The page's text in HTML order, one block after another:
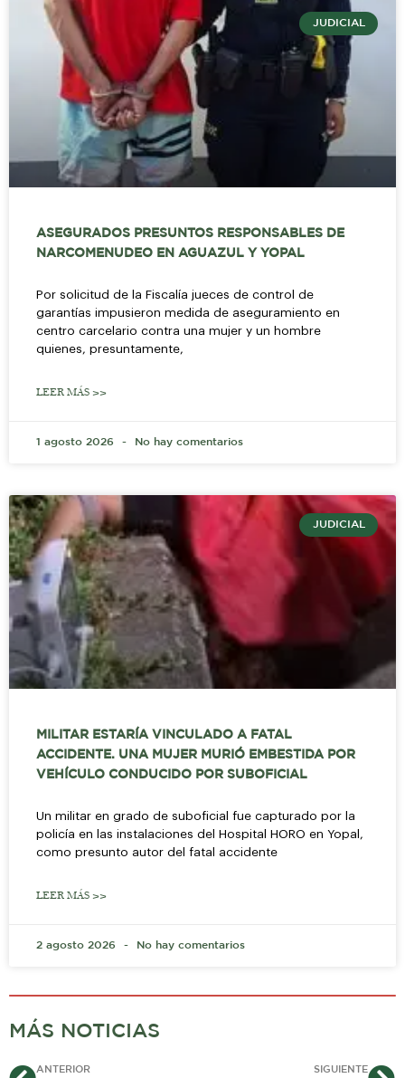
JUDICIAL
ASEGURADOS PRESUNTOS RESPONSABLES DE
NARCOMENUDEO EN AGUAZUL Y YOPAL
Por solicitud de la Fiscalía jueces de control de
garantías impusieron medida de aseguramiento en
centro carcelario contra una mujer y un hombre
quienes, presuntamente,
LEER MÁS >>
1 agosto 2026 No hay comentarios
JUDICIAL
MILITAR ESTARÍA VINCULADO A FATAL
ACCIDENTE. UNA MUJER MURIÓ EMBESTIDA POR
VEHÍCULO CONDUCIDO POR SUBOFICIAL
Un militar en grado de suboficial fue capturado por la
policía en las instalaciones del Hospital HORO en Yopal,
como presunto autor del fatal accidente
LEER MÁS >>
2 agosto 2026 No hay comentarios
MÁS NOTICIAS
AntANTERIOR SIGUIENTE